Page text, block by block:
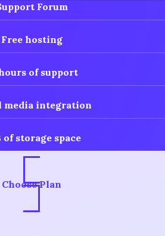
Forum
Free hosting
of support
media integration
of storage space
Choose Plan